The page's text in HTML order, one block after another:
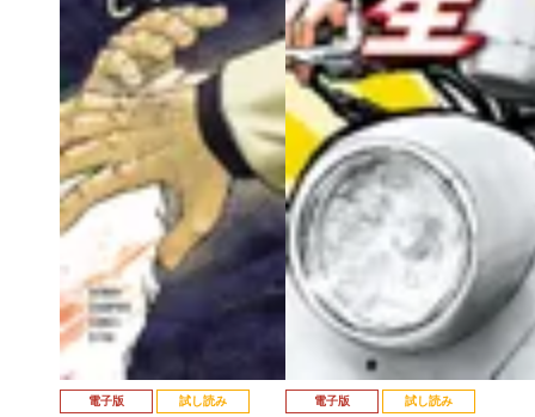
電子版 試し読み 電子版 試し読み